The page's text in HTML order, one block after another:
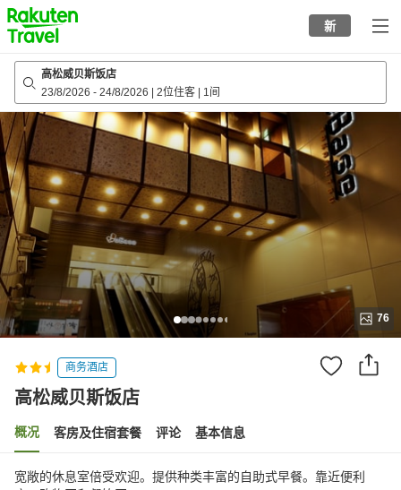
to
top
page
新
高松威贝斯饭店
23/8/2026 - 24/8/2026 2位住客 1间
76
商务酒店
高松威贝斯饭店
概况 客房及住宿套餐 评论 基本信息
宽敞的休息室倍受欢迎。提供种类丰富的自助式早餐。靠近便利